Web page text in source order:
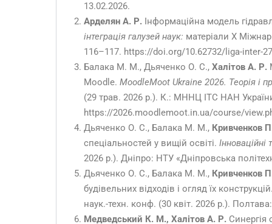
13.02.2026.
Арделян А. Р. Інформаційна модель
інтеграція галузей наук: матеріали X
116–117. https://doi.org/10.62732/liga-inter-
Балака М. М., Дьяченко О. С., Халітов А. Р.
Moodle. MoodleMoot Ukraine 2026. Теорія і
(29 трав. 2026 р.). К.: МННЦ ІТС НАН
https://2026.moodlemoot.in.ua/course/
Дьяченко О. С., Балака М. М., Кривченков
спеціальностей у вищій освіті. Інноваційні
2026 р.). Дніпро: НТУ «Дніпровська
Дьяченко О. С., Балака М. М., Кривченков
будівельних відходів і огляд їх конструкцій.
наук.-техн. конф. (30 квіт. 2026 р.).
Медведський К. М., Халітов А. Р. Синергія